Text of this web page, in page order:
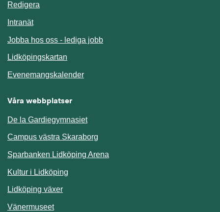
Redigera
IntranätLänk till annan webbplats.
Jobba hos oss - lediga jobb
Lidköpingskartan
EvenemangskalenderLänk till annan webbplats.
Våra webbplatser
De la Gardiegymnasiet
Campus västra Skaraborg
Sparbanken Lidköping Arena
Kultur i Lidköping
Lidköping växer
Vänermuseet